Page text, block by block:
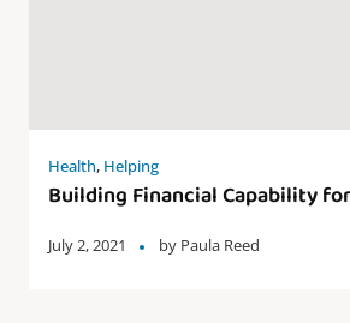
Health, Helping
Building Financial Capability
July 2, 2021 by Paula Reed